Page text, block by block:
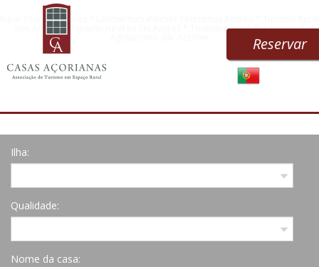
Reservar
Rural Tourism Azores * Landwirtschaftlicher Tourismus Azoren * Turismo Rural
nos Açores * Turismo rural en las Azores * Tourisme rural des Açores *
Ilha:
Qualidade:
Nome da casa: